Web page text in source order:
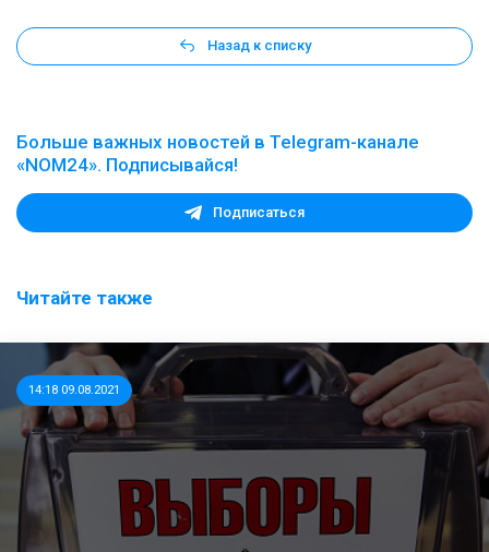
Назад к списку
Больше важных новостей в Telegram-канале
«NOM24». Подписывайся!
Подписаться
Читайте также
14:18 09.08.2021